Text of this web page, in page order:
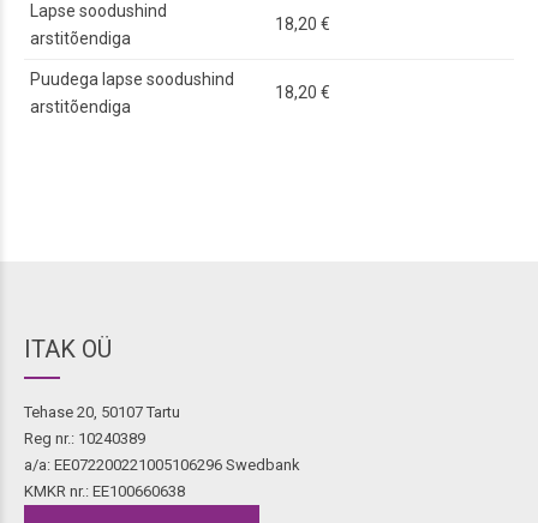
Lapse soodushind
arstitõendiga
18,20 €
Puudega lapse soodushind
arstitõendiga
18,20 €
ITAK OÜ
Tehase 20, 50107 Tartu
Reg nr.: 10240389
a/a: EE072200221005106296 Swedbank
KMKR nr.: EE100660638